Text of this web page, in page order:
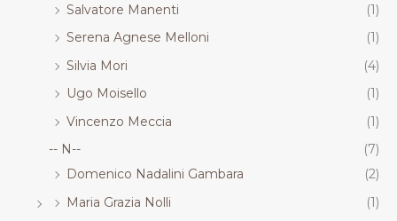
Salvatore Manenti
(1)
Serena Agnese Melloni
(1)
Silvia Mori
(4)
Ugo Moisello
(1)
Vincenzo Meccia
(1)
-- N--
(7)
Domenico Nadalini Gambara
(2)
Maria Grazia Nolli
(1)